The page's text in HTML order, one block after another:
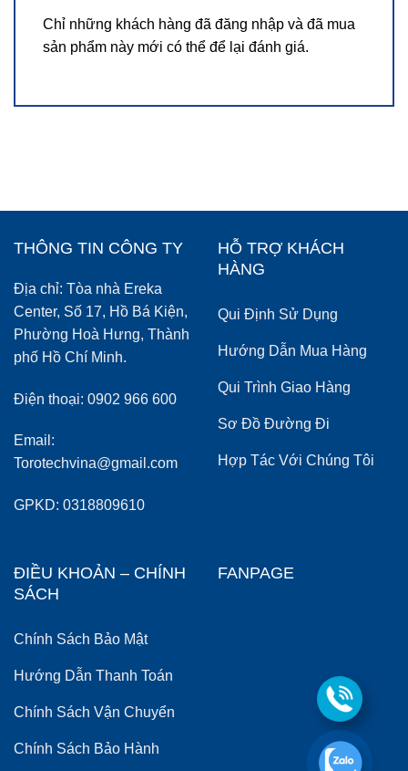
Chỉ những khách hàng đã đăng nhập và đã mua
sản phẩm này mới có thể để lại đánh giá.
THÔNG TIN CÔNG TY
Địa chỉ: Tòa nhà Ereka
Center, Số 17, Hồ Bá Kiện,
Phường Hoà Hưng, Thành
phố Hồ Chí Minh.
Điện thoại: 0902 966 600
Email:
Torotechvina@gmail.com
GPKD: 0318809610
HỖ TRỢ KHÁCH
HÀNG
Qui Định Sử Dụng
Hướng Dẫn Mua Hàng
Qui Trình Giao Hàng
Sơ Đồ Đường Đi
Hợp Tác Với Chúng Tôi
ĐIỀU KHOẢN – CHÍNH
SÁCH
Chính Sách Bảo Mật
Hướng Dẫn Thanh Toán
Chính Sách Vận Chuyển
Chính Sách Bảo Hành
FANPAGE